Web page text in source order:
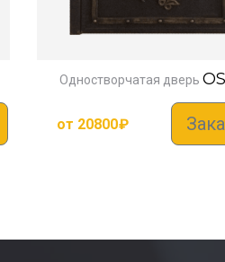
Одностворчатая дверь
от 20800₽